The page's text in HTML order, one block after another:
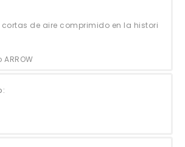
cortas de aire comprimido en la histori